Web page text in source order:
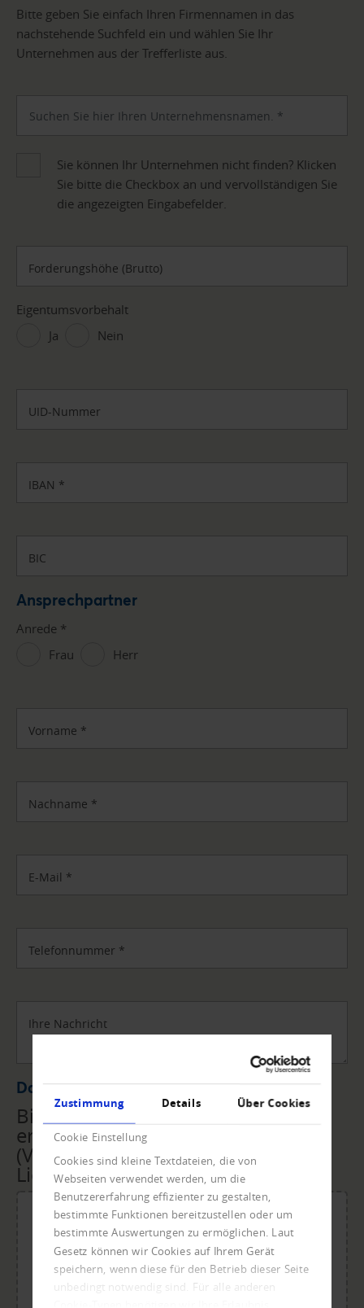
Zustimmung Details Über Cookies
Cookie Einstellung
Cookies sind kleine Textdateien, die von
Webseiten verwendet werden, um die
Benutzererfahrung effizienter zu gestalten,
bestimmte Funktionen bereitzustellen oder um
bestimmte Auswertungen zu ermöglichen. Laut
Gesetz können wir Cookies auf Ihrem Gerät
speichern, wenn diese für den Betrieb dieser Seite
unbedingt notwendig sind. Für alle anderen
Bitte geben Sie einfach Ihren Firmennamen in das
nachstehende Suchfeld ein und wählen Sie Ihr
Unternehmen aus der Trefferliste aus.
Sie können Ihr Unternehmen nicht finden? Klicken
Sie bitte die Checkbox an und vervollständigen Sie
die angezeigten Eingabefelder.
Forderungshöhe (Brutto)
Eigentumsvorbehalt
Ja
Nein
UID-Nummer
IBAN *
BIC
Ansprechpartner
Anrede *
Frau
Herr
Vorname *
Nachname *
E-Mail *
Telefonnummer *
Ihre Nachricht
Datei Upload
Bitte übermitteln Sie uns die
erforderlichen Unterlagen
(Vollmacht, Rechnungen,
Lieferscheine, ...) per Upload.
Für den Upload Datei ablegen oder klicken.
Maximale Dateigröße: 20 MB.